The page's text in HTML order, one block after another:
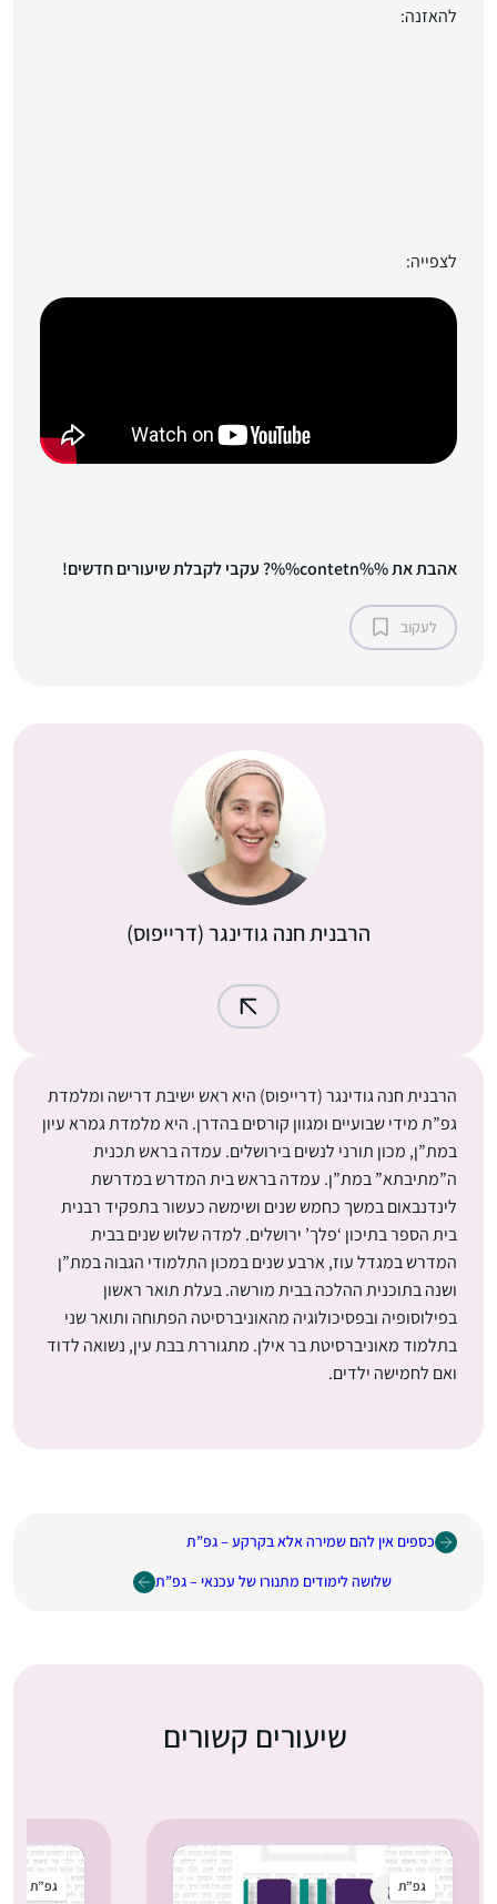
להאזנה:
לצפייה:
אהבת את %%contetn%%? עקבי לקבלת שיעורים חדשים!
לעקוב
הרבנית חנה גודינגר (דרייפוס)
הרבנית חנה גודינגר (דרייפוס) היא ראש ישיבת דרישה ומלמדת
גפ”ת מידי שבועיים ומגוון קורסים בהדרן. היא מלמדת גמרא עיון
במת”ן, מכון תורני לנשים בירושלים. עמדה בראש תכנית
ה”מתיבתא” במת”ן. עמדה בראש בית המדרש במדרשת
לינדנבאום במשך כחמש שנים ושימשה כעשור בתפקיד רבנית
בית הספר בתיכון ‘פלך’ ירושלים. למדה שלוש שנים בבית
המדרש במגדל עוז, ארבע שנים במכון התלמודי הגבוה במת”ן
ושנה בתוכנית ההלכה בבית מורשה. בעלת תואר ראשון
בפילוסופיה ובפסיכולוגיה מהאוניברסיטה הפתוחה ותואר שני
בתלמוד מאוניברסיטת בר אילן. מתגוררת בבת עין, נשואה לדוד
ואם לחמישה ילדים.
כספים אין להם שמירה אלא בקרקע – גפ”ת
שלושה לימודים מתנורו של עכנאי – גפ”ת
שיעורים קשורים
גפ”ת גפ”ת